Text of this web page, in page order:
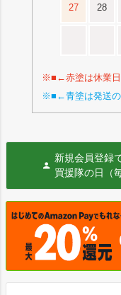
27 28
※■←赤塗は休業日
※■←青塗は発送の
新規会員登録
買援隊の日（